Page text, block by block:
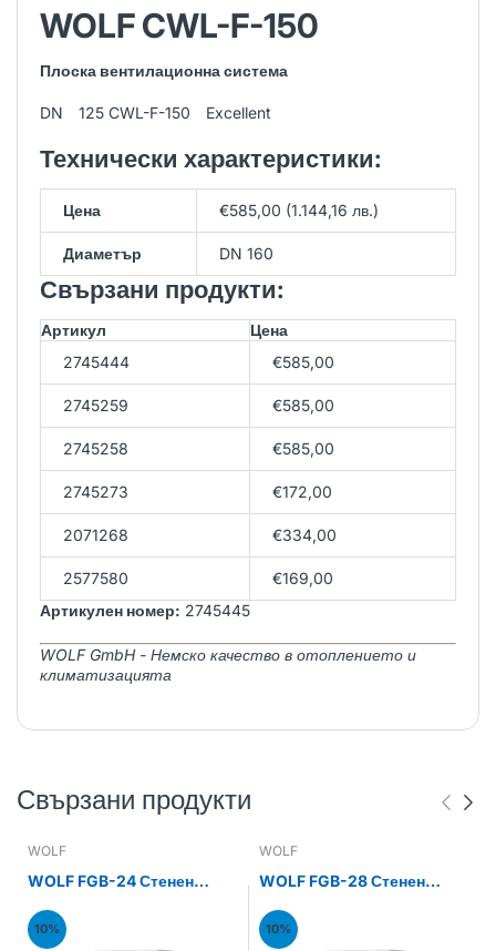
WOLF CWL-F-150
Плоска вентилационна система
DN 125 CWL-F-150 Excellent
Технически характеристики:
Цена €585,00 (1.144,16 лв.)
Диаметър DN 160
Свързани продукти:
Артикул
Цена
2745444
€585,00
2745259 €585,00
2745258 €585,00
2745273 €172,00
2071268 €334,00
2577580
€169,00
Артикулен номер: 2745445
WOLF GmbH - Немско качество в отоплението и
климатизацията
Свързани продукти
WOLF
WOLF FGB-24 Стенен
24kW
10%
WOLF
WOLF FGB-28 Стенен
28kW
10%